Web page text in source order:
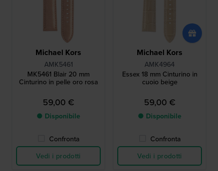
Michael Kors
AMK5461
MK5461 Blair 20 mm
Cinturino in pelle oro rosa
59,00 €
● Disponibile
Confronta
Vedi i prodotti
Michael Kors
AMK4964
Essex 18 mm Cinturino in
cuoio beige
59,00 €
● Disponibile
Confronta
Vedi i prodotti